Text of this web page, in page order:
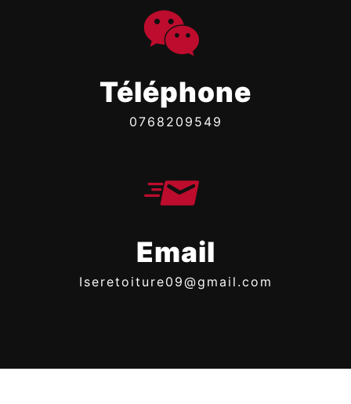
Téléphone
0768209549
Email
iseretoiture09@gmail.com